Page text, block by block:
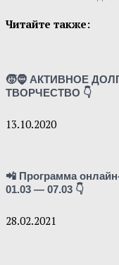
Читайте также:
🧒🧔 АКТИВНОЕ
ТВОРЧЕСТВО 👇
13.10.2020
📲 Программа
01.03 — 07.03 👇
28.02.2021